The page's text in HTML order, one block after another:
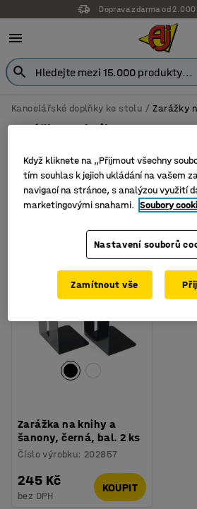
Doprava zdarma od 2.000
Kancelářské doplňky ke stolu Zarážky
Zarážky na knihy
Filtr
Zarážka na knihy a
šanony, černá, bal. 2 ks
Číslo výrobku: 202857
245 Kč
bez DPH
KOUPIT
Když kliknete na „Přijmout všechny
tím souhlas k jejich ukládání na vašem
navigací na stránce, s analýzou využití
marketingovými snahami. Soubory
Nastavení souborů
Zamítnout vše